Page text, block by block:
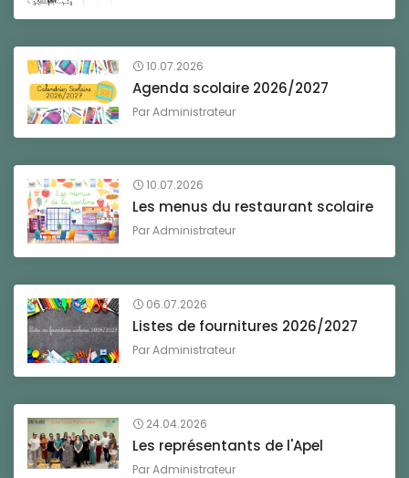
10.07.2026
Agenda scolaire 2026/2027
ParAdministrateur
10.07.2026
Les menus du restaurant scolaire
ParAdministrateur
06.07.2026
Listes de fournitures 2026/2027
ParAdministrateur
24.04.2026
Les représentants de l'Apel
ParAdministrateur